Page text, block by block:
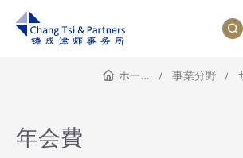
ホームページ 事業分野
年会費